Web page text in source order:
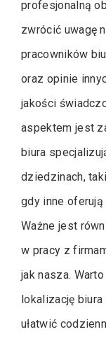
profesjonalną
zwrócić uwagę
pracowników
oraz opinie
jakości
aspektem jest
biura
dziedzinach,
gdy inne
Ważne jest
w pracy z
jak nasza.
lokalizację
ułatwić